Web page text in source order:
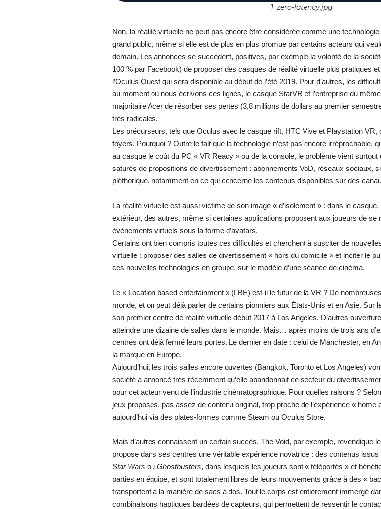
1_zero-latency.jpg
Non, la réalité virtuelle ne peut pas encore être considérée comme une
grand public, même si elle est de plus en plus promue par certains acteurs qui
demain. Les annonces se succèdent, positives, par exemple la volonté de la
100 % par Facebook) de proposer des casques de réalité virtuelle plus pratiques
l’Oculus Quest qui sera disponible au début de l’été 2019. Pour d’autres, les
au moment où nous écrivons ces lignes, le casque StarVR et l’entreprise du
majoritaire Acer de résorber ses pertes (3,8 millions de dollars au premier
très radicales.
Les précurseurs, tels que Oculus avec le casque rift, HTC Vive et Playstation VR,
foyers. Pourquoi ? Outre le fait que la technologie n’est pas encore irréprochable,
au casque le coût du PC « VR Ready » ou de la console, le problème vient
saturés de propositions de divertissement : abonnements VoD, réseaux sociaux,
pléthorique, notamment en ce qui concerne les contenus disponibles sur des
La réalité virtuelle est aussi victime de son image « d’isolement » : dans le
extérieur, des autres, même si certaines applications proposent aux joueurs de se
événements virtuels sous la forme d’avatars.
Certains ont bien compris toutes ces difficultés et cherchent à susciter de
virtuelle : proposer des salles de divertissement « hors du domicile » et inciter le
ces nouvelles technologies en groupe, sur le modèle d’une séance de cinéma.
Le « Location based entertainment » (LBE) est-il le futur de la VR ? De
monde, et on peut déjà parler de certains pionniers aux États-Unis et en Asie. Sur
son premier centre de réalité virtuelle début 2017 à Los Angeles. D’autres
atteindre une dizaine de salles dans le monde. Mais… après moins de trois ans
centres ont déjà fermé leurs portes. Le dernier en date : celui de Manchester, en
la marque en Europe.
Aujourd’hui, les trois salles encore ouvertes (Bangkok, Toronto et Los Angeles)
société a annoncé très récemment qu’elle abandonnait ce secteur du
pour cet acteur venu de l’industrie cinématographique. Pour quelles raisons ?
jeux proposés, pas assez de contenu original, trop proche de l’expérience « home
aujourd’hui via des plates-formes comme Steam ou Oculus Store.
Mais d’autres connaissent un certain succès. The Void, par exemple, revendique
propose dans ses centres une véritable expérience novatrice : des contenus
Star Wars ouGhostbusters, dans lesquels les joueurs sont « téléportés » et
parties en équipe, et sont totalement libres de leurs mouvements grâce à des «
transportent à la manière de sacs à dos. Tout le corps est entièrement immergé
combinaisons haptiques bardées de capteurs, qui permettent de ressentir le